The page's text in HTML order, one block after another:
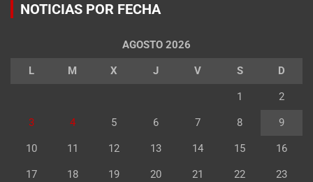
NOTICIAS POR FECHA
AGOSTO 2026
L M X J V S D
1 2
3 4 5 6 7 8 9
10 11 12 13 14 15 16
17 18 19 20 21 22 23